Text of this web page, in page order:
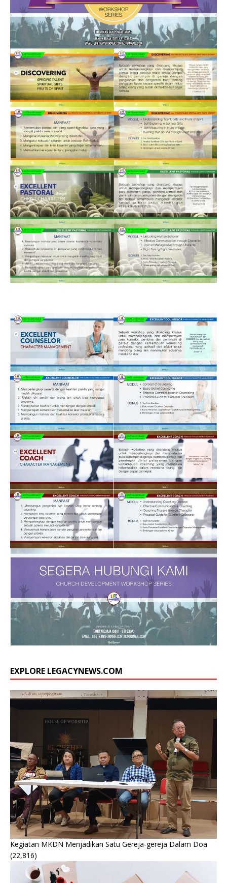
EXPLORE LEGACYNEWS.COM
Kegiatan MKDN Menjadikan Satu Gereja-gereja Dalam Doa
(22,816)